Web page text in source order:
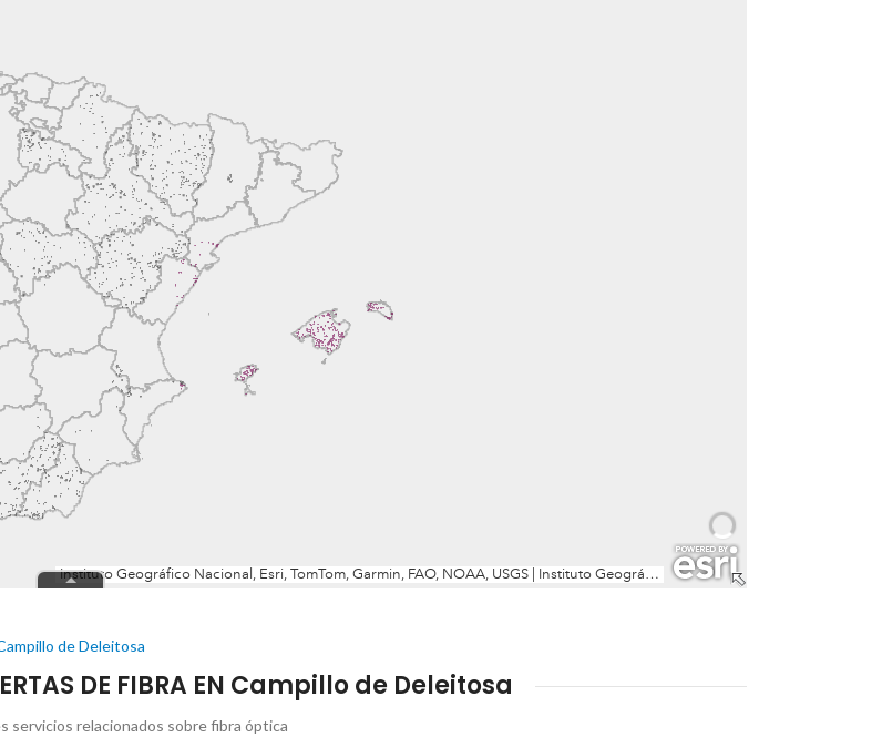
de Deleitosa
DE FIBRA EN Campillo de Deleitosa
servicios relacionados sobre fibra óptica